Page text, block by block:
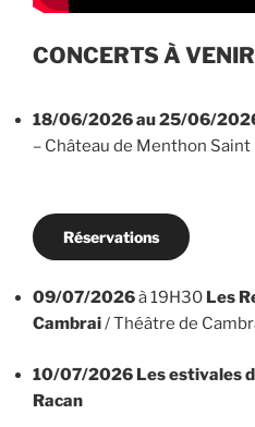
CONCERTS À VENIR
18/06/2026 au 25/06/
– Château de Menthon Saint
Réservations
09/07/2026à 19H30 Les
Cambrai/ Théâtre de
10/07/2026 Les estivales
Racan